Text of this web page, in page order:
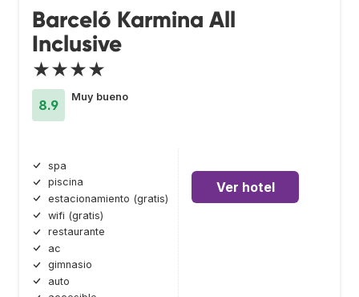
Barceló Karmina All
Inclusive
★★★★
8.9
Muy bueno
spa
piscina
estacionamiento (gratis)
wifi (gratis)
restaurante
ac
gimnasio
auto
Ver hotel